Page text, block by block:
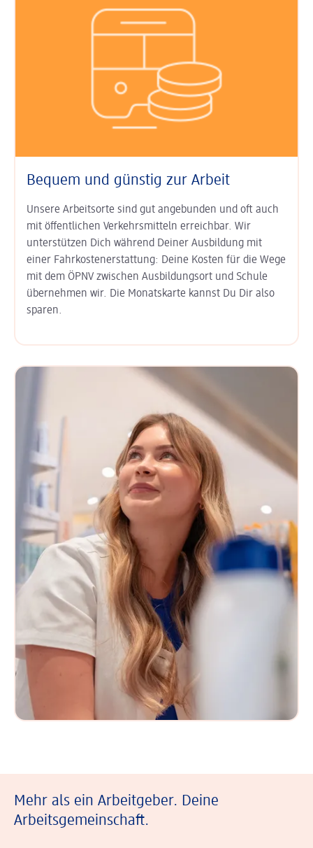
Bequem und günstig zur Arbeit
Unsere Arbeitsorte sind gut an­ge­bunden und oft auch
mit öffent­lichen Verkehrs­mitteln erreichbar. Wir
unterstützen Dich während Deiner Aus­bildung mit
einer Fahr­kosten­erstat­tung: Deine Kosten für die Wege
mit dem ÖPNV zwischen Ausbildungs­ort und Schule
übernehmen wir. Die Monats­karte kannst Du Dir also
sparen.
Mehr als ein Arbeitgeber. Deine
Arbeitsgemeinschaft.